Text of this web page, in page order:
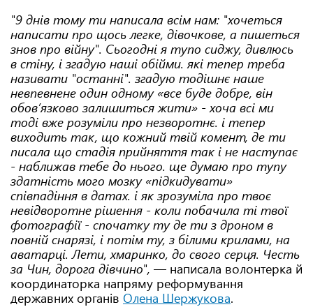
"9 днів тому ти написала всім нам: "хочеться
написати про щось легке, дівочкове, а пишеться
знов про війну". Сьогодні я тупо сиджу, дивлюсь
в стіну, і згадую наші обійми. які тепер треба
називати "останні". згадую тодішнє наше
невпевнене один одному «все буде добре, він
обовʼязково залишиться жити» - хоча всі ми
тоді вже розуміли про незворотнє. і тепер
виходить так, що кожний твій комент, де ти
писала що стадія прийняття так і не наступає
- наближав тебе до нього. ще думаю про тупу
здатність мого мозку «підкидувати»
співпадіння в датах. і як зрозуміла про твоє
невідворотне рішення - коли побачила ті твої
фотографії - спочатку ту де ти з дроном в
повній снарязі, і потім ту, з білими крилами, на
аватарці. Лети, хмаринко, до свого серця. Честь
за Чин, дорога дівчино", — написала волонтерка й
координаторка напряму реформування
державних органів Олена Шержукова.